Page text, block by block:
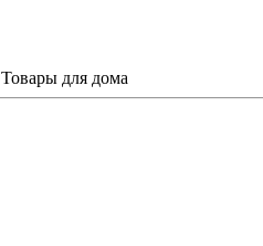
Товары для дома